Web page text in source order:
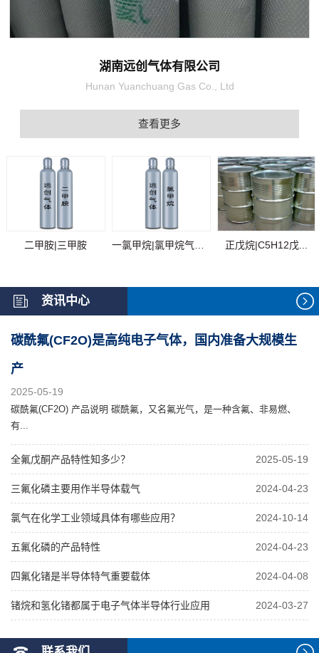
湖南远创气体有限公司
Hunan Yuanchuang Gas Co., Ltd
查看更多
二甲胺|三甲胺 正戊烷|C5H12戊...
资讯中心
碳酰氟(CF2O)是高纯电子气体，国内准备大规模生
产
2025-05-19
碳酰氟(CF2O) 产品说明 碳酰氟，又名氟光气，是一种含氟、非易燃、
有...
全氟戊酮产品特性知多少？ 2025-05-19
三氟化磷主要用作半导体载气 2024-04-23
氯气在化学工业领域具体有哪些应用？ 2024-10-14
五氟化磷的产品特性 2024-04-23
四氟化锗是半导体特气重要载体 2024-04-08
锗烷和氢化锗都属于电子气体半导体行业应用 2024-03-27